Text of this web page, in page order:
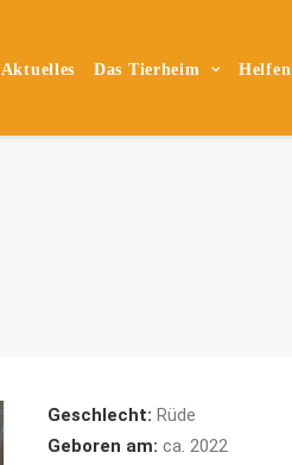
Aktuelles Das Tierheim Helfen
Geschlecht: Rüde
Geboren am: ca. 2022